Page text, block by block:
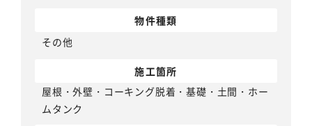
物件種類
その他
施工箇所
屋根・外壁・コーキング脱着・基礎・土間・ホー
ムタンク